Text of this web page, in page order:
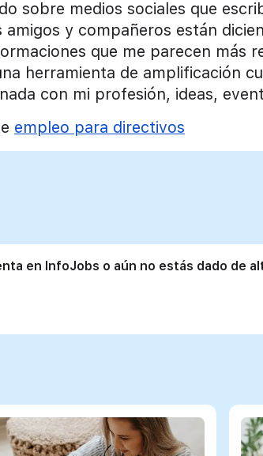
sobre medios sociales que
y compañeros están
que me parecen más
herramienta de amplificación
con mi profesión, ideas,
empleo para directivos
en InfoJobs o aún no estás dado de